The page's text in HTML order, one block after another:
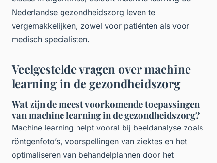
Nederlandse gezondheidszorg leven te
vergemakkelijken, zowel voor patiënten als voor
medisch specialisten.
Veelgestelde vragen over machine
learning in de gezondheidszorg
Wat zijn de meest voorkomende toepassingen
van machine learning in de gezondheidszorg?
Machine learning helpt vooral bij beeldanalyse zoals
röntgenfoto’s, voorspellingen van ziektes en het
optimaliseren van behandelplannen door het